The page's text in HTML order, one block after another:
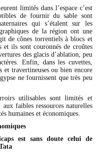
limités dans l’espace c’est
de fournir du sable sont
qui s’étalent sur les
de la région ont une
de cônes torrentiels à blocs et
et ils sont couronnés de croûtes
des glacis d’ablation, peu
Enfin, dans les cuvettes,
et travertineuses ou bien encore
ne fournissent que très peu
utilisables sont limités et
aux faibles ressources naturelles
humaines et économiques.
est sans doute celui de